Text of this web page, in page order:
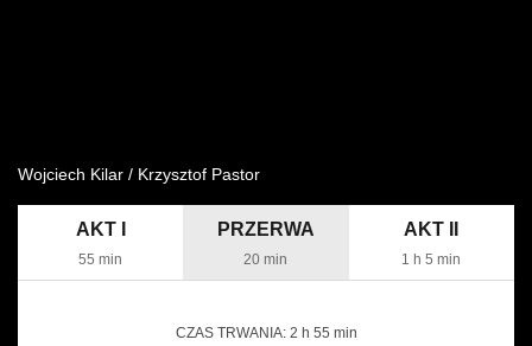
Wojciech Kilar / Krzysztof Pastor
AKT I
55 min
PRZERWA
20 min
AKT II
1 h 5 min
CZAS TRWANIA:2 h 55 min